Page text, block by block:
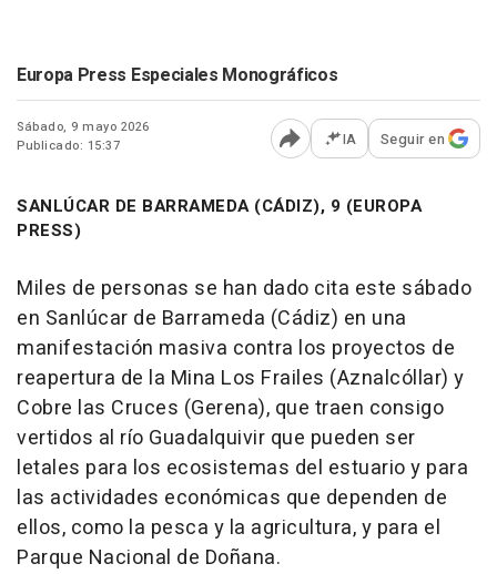
Europa Press Especiales Monográficos
Sábado, 9 mayo 2026
Publicado: 15:37
Abrir opciones para
IA Seguir en
SANLÚCAR DE BARRAMEDA (CÁDIZ), 9 (EUROPA
PRESS)
Miles de personas se han dado cita este sábado
en Sanlúcar de Barrameda (Cádiz) en una
manifestación masiva contra los proyectos de
reapertura de la Mina Los Frailes (Aznalcóllar) y
Cobre las Cruces (Gerena), que traen consigo
vertidos al río Guadalquivir que pueden ser
letales para los ecosistemas del estuario y para
las actividades económicas que dependen de
ellos, como la pesca y la agricultura, y para el
Parque Nacional de Doñana.